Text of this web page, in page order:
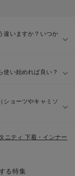
違いますか？いつか
使い始めれば良い？
ショーツやキャミソ
ニティ 下着・インナー
る特集